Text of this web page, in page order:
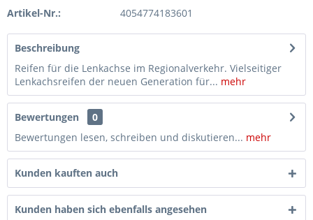
Artikel-Nr.: 4054774183601
Beschreibung
Reifen für die Lenkachse im Regionalverkehr. Vielseitiger
Lenkachsreifen der neuen Generation für... mehr
Bewertungen
0
Bewertungen lesen, schreiben und diskutieren... mehr
Kunden kauften auch
Kunden haben sich ebenfalls angesehen